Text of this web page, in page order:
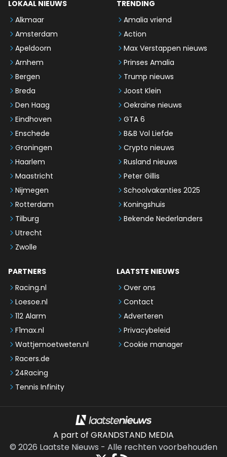
LOKAAL NIEUWS
Alkmaar
Amsterdam
Apeldoorn
Arnhem
Bergen
Breda
Den Haag
Eindhoven
Enschede
Groningen
Haarlem
Maastricht
Nijmegen
Rotterdam
Tilburg
Utrecht
Zwolle
TRENDING
Amalia vriend
Action
Max Verstappen nieuws
Prinses Amalia
Trump nieuws
Joost Klein
Oekraïne nieuws
GTA 6
B&B Vol Liefde
Crypto nieuws
Rusland nieuws
Peter Gillis
Schoolvakanties 2025
Koningshuis
Bekende Nederlanders
PARTNERS
Racing.nl
Loesoe.nl
112 Alarm
F1max.nl
Wattjemoetweten.nl
Racers.de
24Racing
Tennis Infinity
LAATSTE NIEUWS
Over ons
Contact
Adverteren
Privacybeleid
Cookie manager
A part of GRANDSTAND MEDIA
© 2026 Laatste Nieuws - Alle rechten voorbehouden